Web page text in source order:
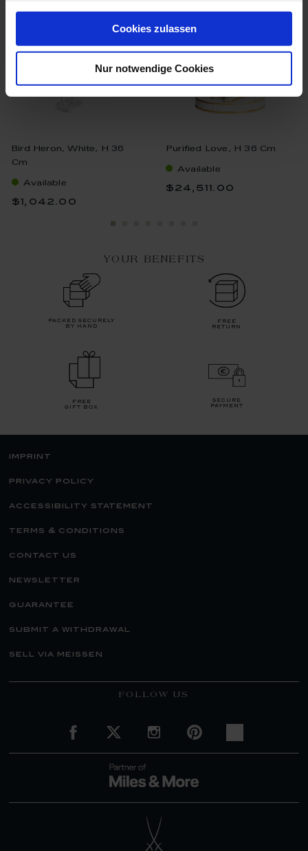
Cookies zulassen
Nur notwendige Cookies
Bird Heron, White, H 36
Cm
Available
$1,042.00
Purified Love, H 36 Cm
Available
$24,511.00
YOUR BENEFITS
packed securely
by hand
free
return
free
gift box
secure
payment
imprint
privacy policy
accessibility statement
terms & conditions
contact us
newsletter
guarantee
submit a withdrawal
sell via meissen
FOLLOW US